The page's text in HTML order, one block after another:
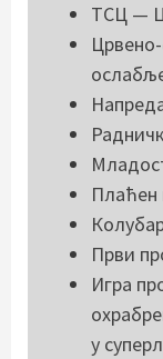
ТСЦ —
Плаћен
Први
Игра
у